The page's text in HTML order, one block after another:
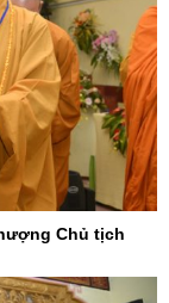
Chủ tịch